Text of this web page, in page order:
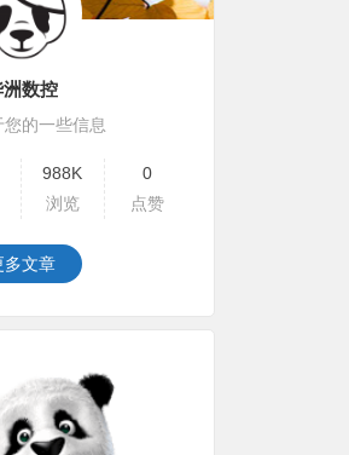
洲数控
的一些信息
988K
浏览
0
点赞
多文章